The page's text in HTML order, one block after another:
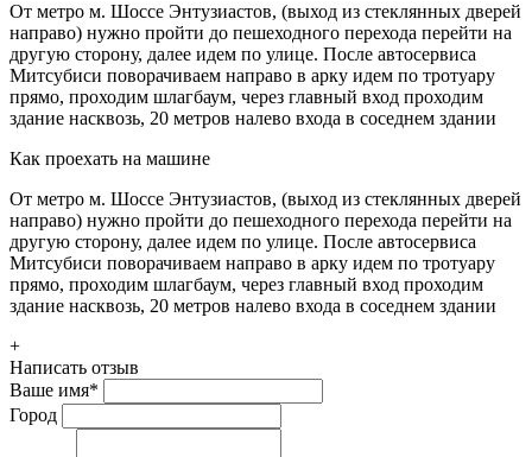
От метро м. Шоссе Энтузиастов, (выход из стеклянных дверей
направо) нужно пройти до пешеходного перехода перейти на
другую сторону, далее идем по улице. После автосервиса
Митсубиси поворачиваем направо в арку идем по тротуару
прямо, проходим шлагбаум, через главный вход проходим
здание насквозь, 20 метров налево входа в соседнем здании
Как проехать на машине
От метро м. Шоссе Энтузиастов, (выход из стеклянных дверей
направо) нужно пройти до пешеходного перехода перейти на
другую сторону, далее идем по улице. После автосервиса
Митсубиси поворачиваем направо в арку идем по тротуару
прямо, проходим шлагбаум, через главный вход проходим
здание насквозь, 20 метров налево входа в соседнем здании
+
Написать отзыв
Ваше имя*
Город